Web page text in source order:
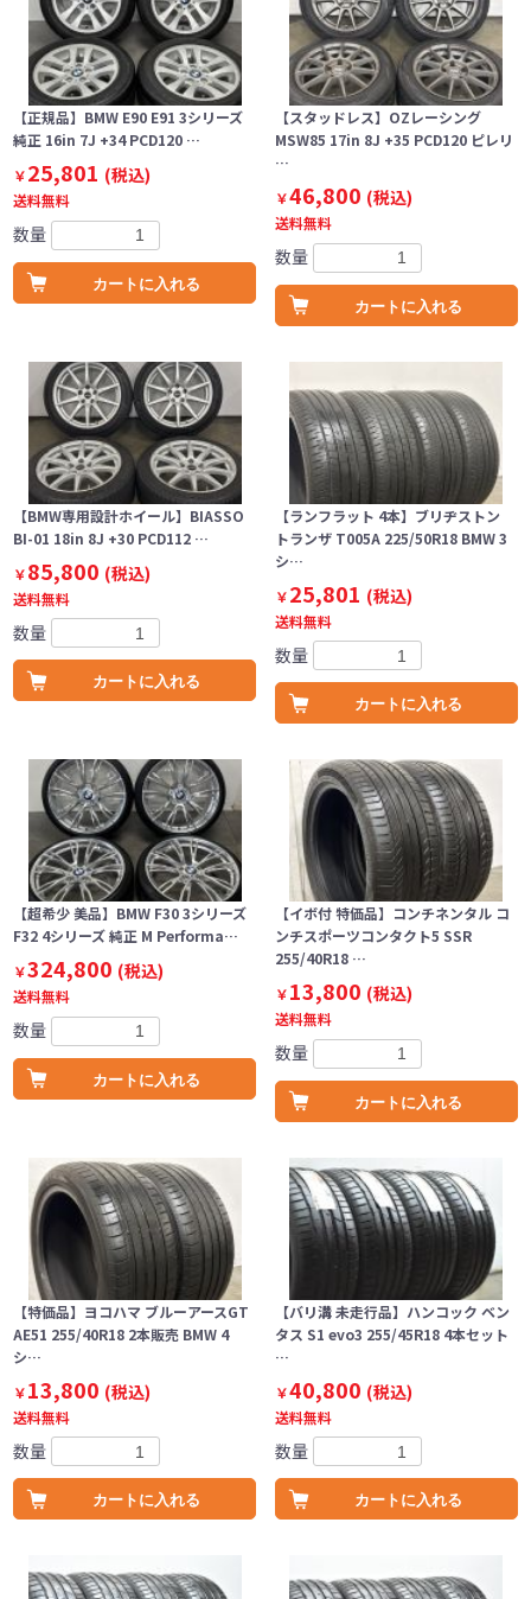
【正規品】BMW E90 E91 3シリーズ
純正 16in 7J +34 PCD120 …
￥25,801 (税込)
送料無料
数量
カートに入れる
【スタッドレス】OZレーシング
MSW85 17in 8J +35 PCD120 ピレリ
…
￥46,800 (税込)
送料無料
数量
カートに入れる
【BMW専用設計ホイール】BIASSO
BI-01 18in 8J +30 PCD112 …
￥85,800 (税込)
送料無料
数量
カートに入れる
【ランフラット 4本】ブリヂストン
トランザ T005A 225/50R18 BMW 3
シ…
￥25,801 (税込)
送料無料
数量
カートに入れる
【超希少 美品】BMW F30 3シリーズ
F32 4シリーズ 純正 M Performa…
￥324,800 (税込)
送料無料
数量
カートに入れる
【イボ付 特価品】コンチネンタル コ
ンチスポーツコンタクト5 SSR
255/40R18 …
￥13,800 (税込)
送料無料
数量
カートに入れる
【特価品】ヨコハマ ブルーアースGT
AE51 255/40R18 2本販売 BMW 4
シ…
￥13,800 (税込)
送料無料
数量
カートに入れる
【バリ溝 未走行品】ハンコック ベン
タス S1 evo3 255/45R18 4本セット
…
￥40,800 (税込)
送料無料
数量
カートに入れる